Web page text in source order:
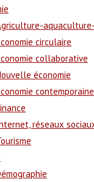
circulaire
collaborative
économie
contemporaine
réseaux